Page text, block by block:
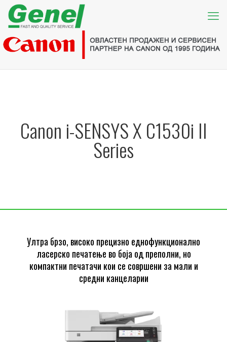
Canon i-SENSYS X C1530i II
Series
Ултра брзо, високо прецизно еднофункционално
ласерско печатење во боја од преполни, но
компактни печатачи кои се совршени за мали и
средни канцеларии